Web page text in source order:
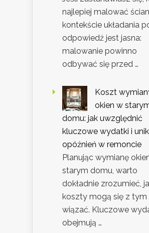
najlepiej malować
kontekście układania
odpowiedź jest jasna:
malowanie powinno
odbywać się przed …
Koszt
okien w
domu: jak uwzględnić
kluczowe wydatki i
opóźnień w remoncie
Planując wymianę
starym domu, warto
dokładnie zrozumieć,
koszty mogą się z tym
wiązać. Kluczowe
obejmują …